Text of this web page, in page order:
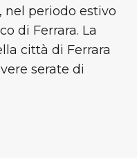
nel periodo estivo
di Ferrara. La
città di Ferrara
serate di